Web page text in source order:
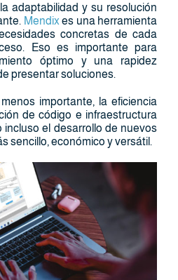
adaptabilidad y su resolución
Mendix es una herramienta
concretas de cada
Eso es importante para
óptimo y una rapidez
presentar soluciones.
importante, la eficiencia
de código e infraestructura
incluso el desarrollo de nuevos
sencillo, económico y versátil.